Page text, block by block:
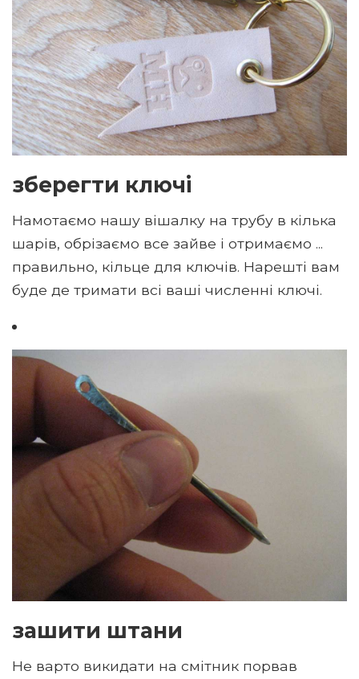
зберегти ключі
Намотаємо нашу вішалку на трубу в кілька
шарів, обрізаємо все зайве і отримаємо ...
правильно, кільце для ключів. Нарешті вам
буде де тримати всі ваші численні ключі.
зашити штани
Не варто викидати на смітник порвав